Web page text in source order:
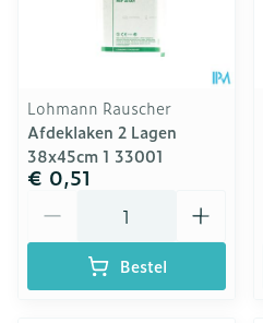
Lohmann Rauscher
Afdeklaken 2 Lagen
38x45cm 1 33001
€ 0,51
Bestel